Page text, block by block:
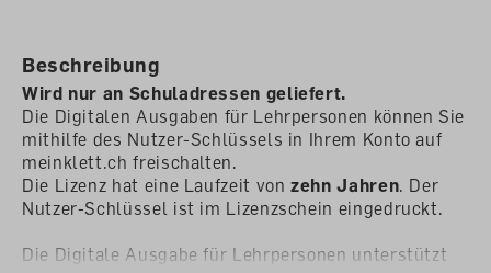
Beschreibung
Wird nur an Schuladressen geliefert.
Die Digitalen Ausgaben für Lehrpersonen können Sie
mithilfe des Nutzer-Schlüssels in Ihrem Konto auf
meinklett.ch freischalten.
Die Lizenz hat eine Laufzeit vonzehn Jahren. Der
Nutzer-Schlüssel ist im Lizenzschein eingedruckt.
Die Digitale Ausgabe für Lehrpersonen unterstützt